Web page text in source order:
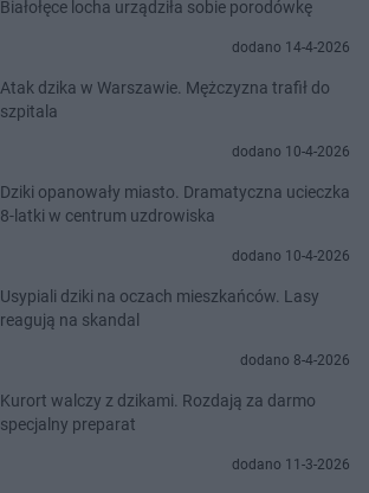
Białołęce locha urządziła sobie porodówkę
dodano 14-4-2026
Atak dzika w Warszawie. Mężczyzna trafił do
szpitala
dodano 10-4-2026
Dziki opanowały miasto. Dramatyczna ucieczka
8-latki w centrum uzdrowiska
dodano 10-4-2026
Usypiali dziki na oczach mieszkańców. Lasy
reagują na skandal
dodano 8-4-2026
Kurort walczy z dzikami. Rozdają za darmo
specjalny preparat
dodano 11-3-2026